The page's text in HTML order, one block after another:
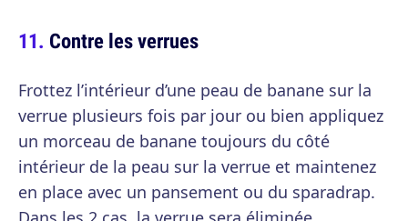
Contre les verrues
Frottez l’intérieur d’une peau de banane sur la
verrue plusieurs fois par jour ou bien appliquez
un morceau de banane toujours du côté
intérieur de la peau sur la verrue et maintenez
en place avec un pansement ou du sparadrap.